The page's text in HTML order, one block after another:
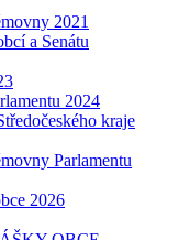
2021
a Senátu
2024
kraje
Parlamentu
2026